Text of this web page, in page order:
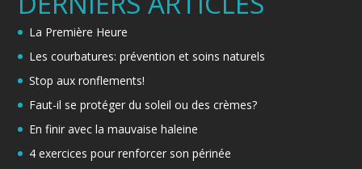
La Première Heure
Les courbatures: prévention et soins naturels
Stop aux ronflements!
Faut-il se protéger du soleil ou des crèmes?
En finir avec la mauvaise haleine
4 exercices pour renforcer son périnée